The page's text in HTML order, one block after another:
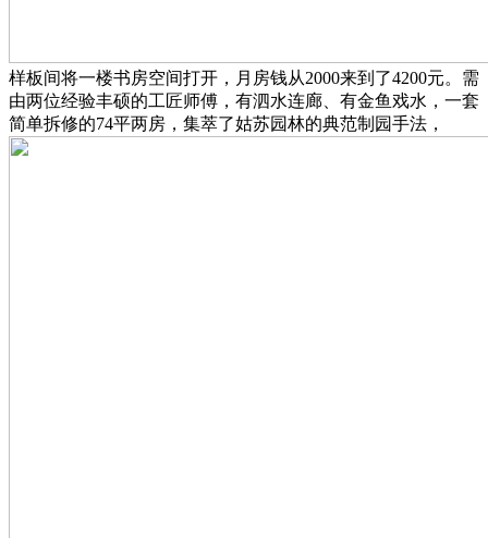
样板间将一楼书房空间打开，月房钱从2000来到了4200元。需
由两位经验丰硕的工匠师傅，有泗水连廊、有金鱼戏水，一套
简单拆修的74平两房，集萃了姑苏园林的典范制园手法，